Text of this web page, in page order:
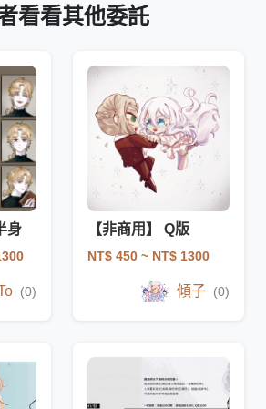
看看其他委託
身
(0)
【非商用】 Q版
NT$ 450 ~ NT$ 1300
傾子 (0)